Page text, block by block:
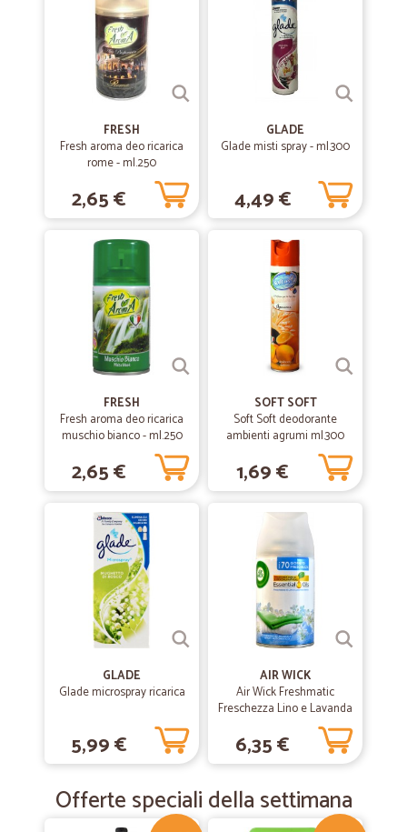
FRESH
Fresh aroma deo ricarica
rome - ml.250
2,65 €
GLADE
Glade misti spray - ml.300
4,49 €
FRESH
Fresh aroma deo ricarica
muschio bianco - ml.250
2,65 €
SOFT SOFT
Soft Soft deodorante
ambienti agrumi ml.300
1,69 €
GLADE
Glade microspray ricarica
5,99 €
AIR WICK
Air Wick Freshmatic
Freschezza Lino e Lavanda
Spray Automatico per
Ambienti Ricarica 250 ml
6,35 €
Offerte speciali della settimana